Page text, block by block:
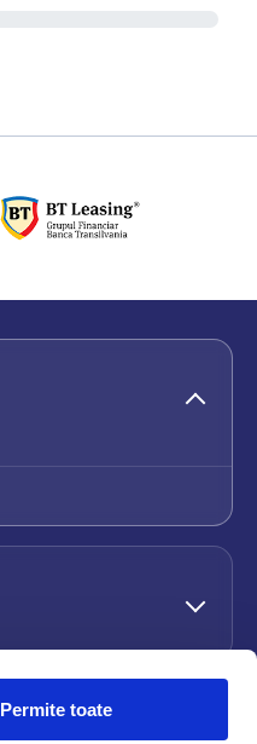
Permite toate